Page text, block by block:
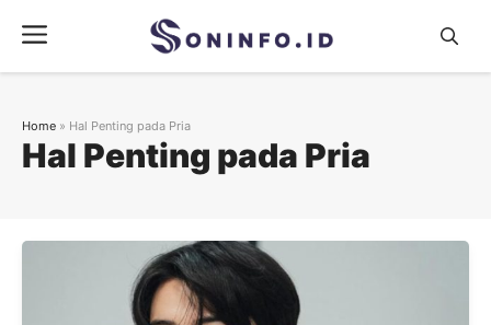
content
Menu
Hal Penting pada Pria
Home » Hal Penting pada Pria